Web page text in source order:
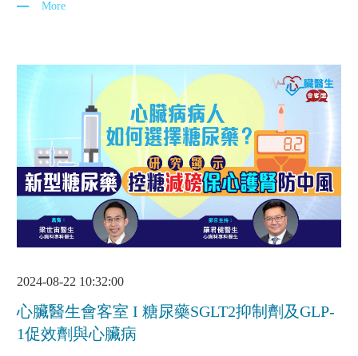
More
2024-08-22 10:32:00
心臟醫生會客室 I 糖尿藥SGLT2抑制劑及GLP-
1促效劑與心臟病